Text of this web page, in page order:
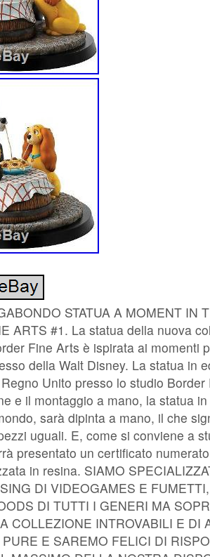
STATUA A MOMENT IN
ARTS #1. La statua della nuova
Fine Arts è ispirata ai momenti
della Walt Disney. La statua in
Unito presso lo studio
e il montaggio a mano, la statua
sarà dipinta a mano, il che
uguali. E, come si conviene a
presentato un certificato
in resina. SIAMO
DI VIDEOGAMES E
DI TUTTI I GENERI MA
COLLEZIONE INTROVABILI E DI
E SAREMO FELICI DI